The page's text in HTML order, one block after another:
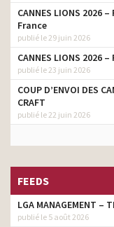
CANNES LIONS 2026
France
publié le 29 juin 2026
CANNES LIONS
publié le 23 juin 2026
COUP D’ENVOI DES
CRAFT
publié le 22 juin 2026
FEEDS
LGA MANAGEMENT –
publié le 5 août 2026